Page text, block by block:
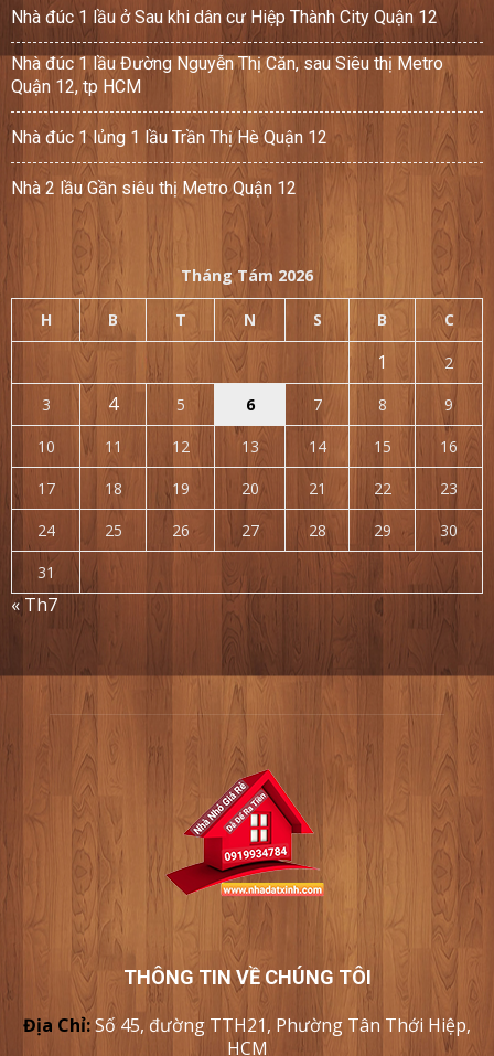
Nhà đúc 1 lầu ở Sau khi dân cư Hiệp Thành City Quận 12
Nhà đúc 1 lầu Đường Nguyễn Thị Căn, sau Siêu thị Metro
Quận 12, tp HCM
Nhà đúc 1 lủng 1 lầu Trần Thị Hè Quận 12
Nhà 2 lầu Gần siêu thị Metro Quận 12
Tháng Tám 2026
H B T N S B C
1
2
3
4 5 6 7 8
9
10
11 12 13 14 15
16
17
18 19 20 21 22
23
24
25 26 27 28 29
30
31
« Th7
THÔNG TIN VỀ CHÚNG TÔI
Địa Chỉ:Số 45, đường TTH21, Phường Tân Thới Hiệp,
HCM